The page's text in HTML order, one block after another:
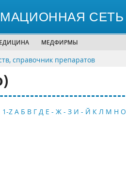
СЕТЬ
МЕДФИРМЫ
справочник препаратов
1-Z А Б В Г Д Е - Ж - З И - Й К Л М Н О